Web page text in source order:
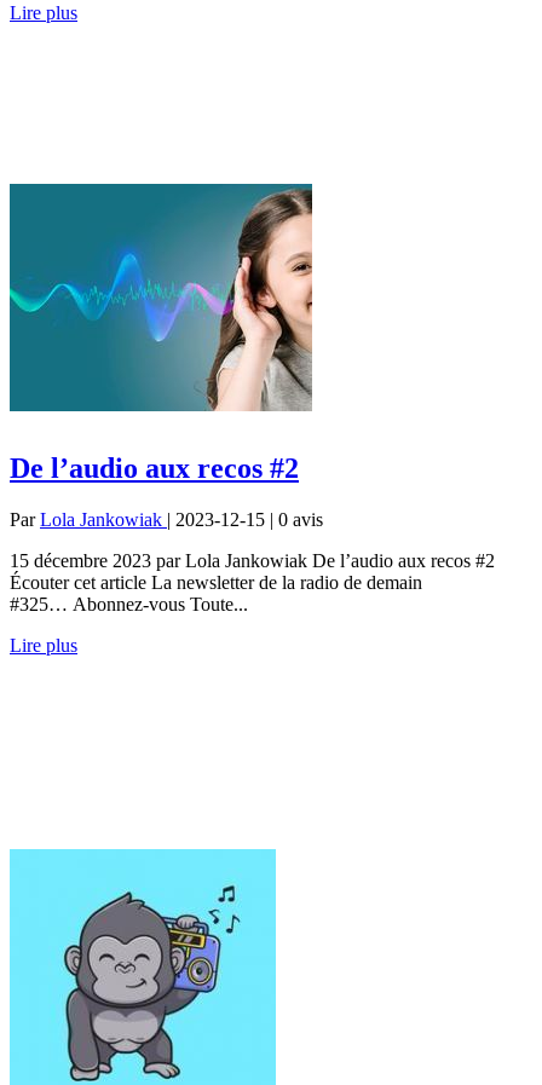
Lire plus
De l’audio aux recos #2
ParLola Jankowiak | 2023-12-15 | 0 avis
15 décembre 2023 par Lola Jankowiak De l’audio aux recos #2
Écouter cet article La newsletter de la radio de demain
#325… Abonnez-vous Toute...
Lire plus